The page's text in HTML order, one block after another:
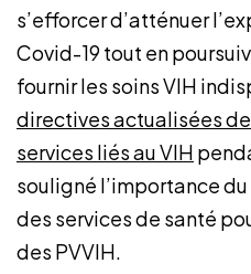
s’efforcer d’atténuer
Covid-19 tout en
fournir les soins VIH
directives actualisées de
services liés au VIH
souligné l’importance
des services de santé
des PVVIH.